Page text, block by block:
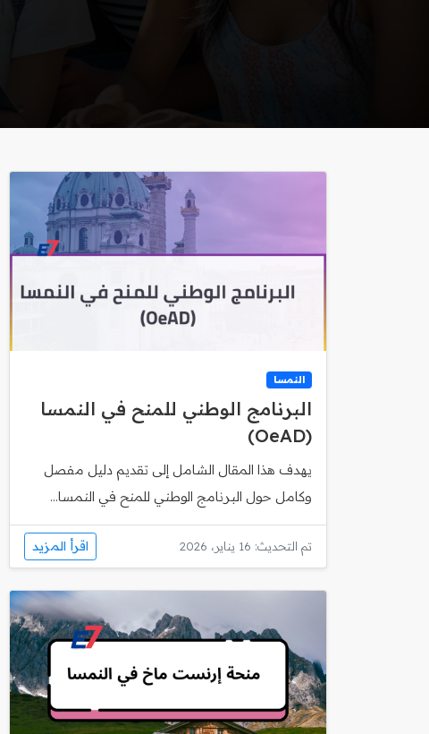
النمسا
البرنامج الوطني للمنح في النمسا
(OeAD)
يهدف هذا المقال الشامل إلى تقديم دليل مفصل
وكامل حول البرنامج الوطني للمنح في النمسا...
تم التحديث: 16 يناير، 2026 اقرأ المزيد